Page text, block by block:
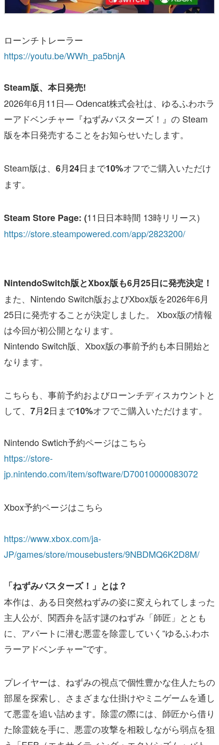
ローンチトレーラー
https://youtu.be/WWh_pa5bnjA
Steam版、本日発売!
2026年6月11日— Odencat株式会社は、ゆるふわホラ
ーアドベンチャー『ねずみバスターズ！』の Steam
版を本日発売することをお知らせいたします。
Steam版は、 6月24日まで10%オフでご購入いただけ
ます。
Steam Store Page: (11日日本時間 13時リリース)
https://store.steampowered.com/app/2823200/
NintendoSwitch版とXbox版も6月25日に発売決定！
また、Nintendo Switch版およびXbox版を2026年6月
25日に発売することが決定しました。 Xbox版の情報
は今回が初公開となります。
Nintendo Switch版、Xbox版の事前予約も本日開始と
なります。
こちらも、事前予約およびローンチディスカウントと
して、 7月2日まで10%オフでご購入いただけます。
Nintendo Swtich予約ページはこちら
https://store-
jp.nintendo.com/item/software/D70010000083072
Xbox予約ページはこちら
https://www.xbox.com/ja-
JP/games/store/mousebusters/9NBDMQ6K2D8M/
「ねずみバスターズ！」とは？
本作は、ある日突然ねずみの姿に変えられてしまった
主人公が、関西弁を話す謎のねずみ「師匠」ととも
に、アパートに潜む悪霊を除霊していく“ゆるふわホ
ラーアドベンチャー”です。
プレイヤーは、ねずみの視点で個性豊かな住人たちの
部屋を探索し、さまざまな仕掛けやミニゲームを通し
て悪霊を追い詰めます。除霊の際には、師匠から借り
た除霊銃を手に、悪霊の攻撃を相殺しながら弱点を狙